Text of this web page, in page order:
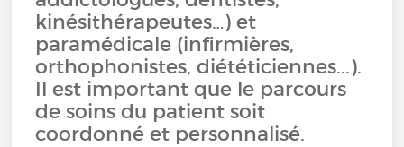
kinésithérapeutes…) et
paramédicale (infirmières,
orthophonistes, diététiciennes...).
Il est important que le parcours
de soins du patient soit
coordonné et personnalisé.